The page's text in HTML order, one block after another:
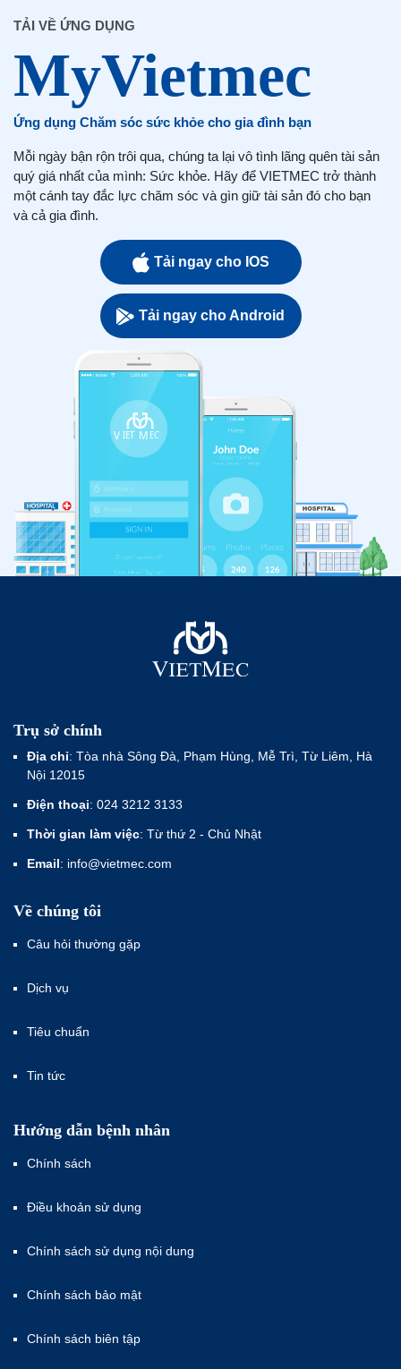
TẢI VỀ ỨNG DỤNG
Ứng dụng Chăm sóc sức khỏe cho gia đình bạn
Mỗi ngày bận rộn trôi qua, chúng ta lại vô tình lãng quên tài sản
quý giá nhất của mình: Sức khỏe. Hãy để VIETMEC trở thành
một cánh tay đắc lực chăm sóc và gìn giữ tài sản đó cho bạn
và cả gia đình.
Tải ngay cho IOS
Tải ngay cho Android
Trụ sở chính
Địa chỉ: Tòa nhà Sông Đà, Phạm Hùng, Mễ Trì, Từ Liêm, Hà
Nội 12015
Điện thoại: 024 3212 3133
Thời gian làm việc: Từ thứ 2 - Chủ Nhật
Email: info@vietmec.com
Về chúng tôi
Câu hỏi thường gặp
Dịch vụ
Tiêu chuẩn
Tin tức
Hướng dẫn bệnh nhân
Chính sách
Điều khoản sử dụng
Chính sách sử dụng nội dung
Chính sách bảo mật
Chính sách biên tập